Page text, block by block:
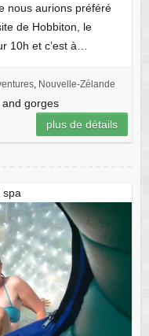
nous aurions préféré
de Hobbiton, le
10h et c’est à…
, Nouvelle-Zélande
gorges
plus de détails
spa